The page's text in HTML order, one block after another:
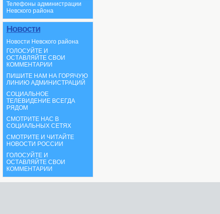
Телефоны администрации
Невского района
Новости
Новости Невского района
ГОЛОСУЙТЕ И
ОСТАВЛЯЙТЕ СВОИ
КОММЕНТАРИИ
ПИШИТЕ НАМ НА ГОРЯЧУЮ
ЛИНИЮ АДМИНИСТРАЦИЙ
СОЦИАЛЬНОЕ
ТЕЛЕВИДЕНИЕ ВСЕГДА
РЯДОМ
СМОТРИТЕ НАС В
СОЦИАЛЬНЫХ СЕТЯХ
СМОТРИТЕ И ЧИТАЙТЕ
НОВОСТИ РОССИИ
ГОЛОСУЙТЕ И
ОСТАВЛЯЙТЕ СВОИ
КОММЕНТАРИИ